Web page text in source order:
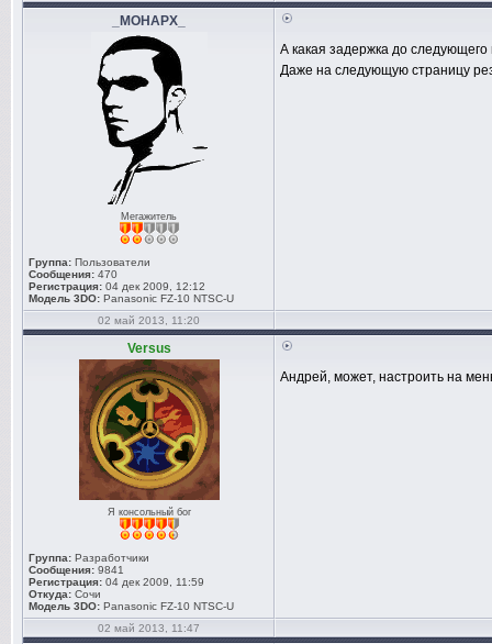
_MOHAPX_
Мегажитель
Группа: Пользователи
Сообщения: 470
Регистрация: 04 дек 2009, 12:12
Модель 3DO: Panasonic FZ-10 NTSC-U
А какая задержка до следующего
Даже на следующую страницу
02 май 2013, 11:20
Versus
Я консольный бог
Группа: Разработчики
Сообщения: 9841
Регистрация: 04 дек 2009, 11:59
Откуда: Сочи
Модель 3DO: Panasonic FZ-10 NTSC-U
Андрей, может, настроить на
02 май 2013, 11:47